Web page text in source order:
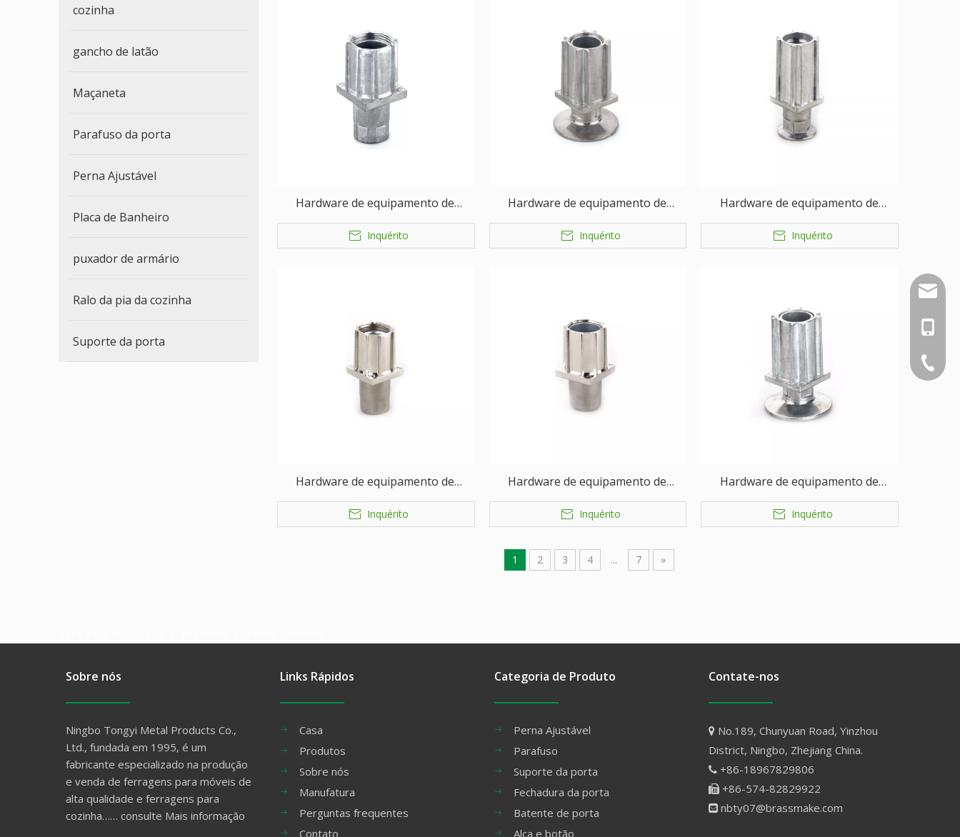
cozinha
gancho de latão
Maçaneta
Parafuso da porta
Perna Ajustável
Placa de Banheiro
puxador de armário
Ralo da pia da cozinha
Suporte da porta
Hardware de equipamento de
serviço de alimentação de perna
ajustável
Inquérito
Hardware de equipamento de
serviço de alimentação de perna
ajustável
Inquérito
Hardware de equipamento de
serviço de alimentação de perna
ajustável
Inquérito
Hardware de equipamento de
serviço de alimentação de perna
ajustável
Inquérito
Hardware de equipamento de
serviço de alimentação de perna
ajustável
Inquérito
Hardware de equipamento de
serviço de alimentação de perna
ajustável
Inquérito
1 2 3 4 ... 7 »
Sobre nós
Ningbo Tongyi Metal Products Co.,
Ltd., fundada em 1995, é um
fabricante especializado na produção
e venda de ferragens para móveis de
alta qualidade e ferragens para
cozinha…… consulte Mais informação
Links Rápidos
Casa
Produtos
Sobre nós
Manufatura
Perguntas frequentes
Contato
Categoria de Produto
Perna Ajustável
Parafuso
Suporte da porta
Fechadura da porta
Batente de porta
Alça e botão
Contate-nos
 No.189, Chunyuan Road, Yinzhou
District, Ningbo, Zhejiang China.
 +86-18967829806
 +86-574-82829922
 nbty07@brassmake.com
+86-